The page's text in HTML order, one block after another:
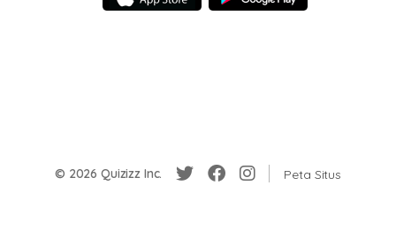
© 2026 Quizizz Inc. Peta Situs